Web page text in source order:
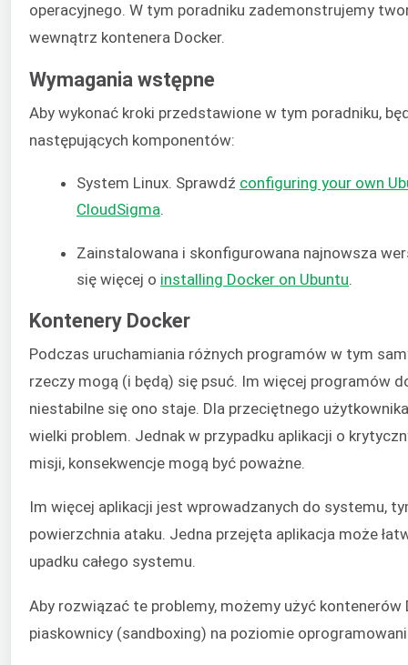
operacyjnego. W tym poradniku zademonstrujemy
wewnątrz kontenera Docker.
Wymagania wstępne
Aby wykonać kroki przedstawione w tym poradniku,
następujących komponentów:
System Linux. Sprawdź configuring your own
CloudSigma.
Zainstalowana i skonfigurowana najnowsza
się więcej o installing Docker on Ubuntu
Kontenery Docker
Podczas uruchamiania różnych programów w tym
rzeczy mogą (i będą) się psuć. Im więcej programów
niestabilne się ono staje. Dla przeciętnego
wielki problem. Jednak w przypadku aplikacji o
misji, konsekwencje mogą być poważne.
Im więcej aplikacji jest wprowadzanych do systemu,
powierzchnia ataku. Jedna przejęta aplikacja może
upadku całego systemu.
Aby rozwiązać te problemy, możemy użyć kontenerów
piaskownicy (sandboxing) na poziomie